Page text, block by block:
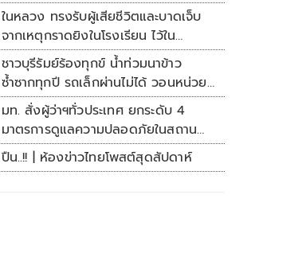
ในหลวง ทรงรับผู้เสียชีวิตและบาดเจ็บ
จากเหตุกราดยิงในโรงเรียน ไว้ใน
พระบรมราชานุเคราะห์
ชาวบุรีรัมย์ร้องทุกข์ น้ำท่วมนาข้าว
ซ้ำซากทุกปี รถเล็กผ่านไม่ได้ วอนหน่วย
งานเร่งแก้ไข
มท. สั่งผู้ว่าฯทั่วประเทศ ยกระดับ 4
มาตรการดูแลความปลอดภัยในสถาน
ศึกษา
ปืน..!! | ห้องข่าวไทยโพสต์สุดสัปดาห์